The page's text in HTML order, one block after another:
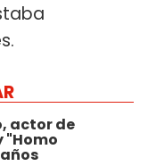
actor de
"Homo